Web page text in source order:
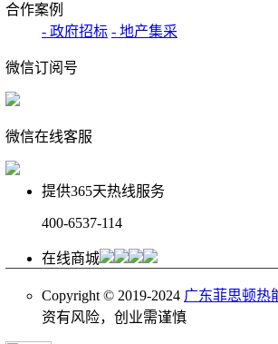
合作案例
- 政府招标 - 地产集采
微信订阅号
微信在线客服
提供365天热线服务
400-6537-114
在线商城
Copyright © 2019-2024 广东菲思顿热
资有风险，创业需谨慎